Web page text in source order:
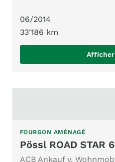
06/2014
33'186 km
FOURGON AMÉNAGÉ
Pössl ROAD STAR